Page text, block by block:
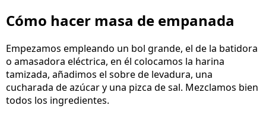
Cómo hacer masa de empanada
Empezamos empleando un bol grande, el de la batidora
o amasadora eléctrica, en él colocamos la harina
tamizada, añadimos el sobre de levadura, una
cucharada de azúcar y una pizca de sal. Mezclamos bien
todos los ingredientes.